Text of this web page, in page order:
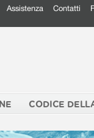
Assistenza Contatti
CODICE